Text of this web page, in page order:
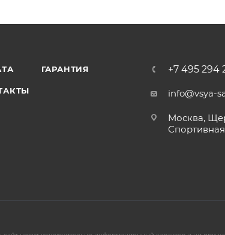
ГАРАНТИЯ +7 495 294
info@vsya-
Москва,